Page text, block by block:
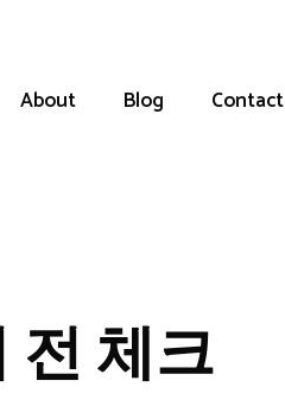
About Blog Contact
체크